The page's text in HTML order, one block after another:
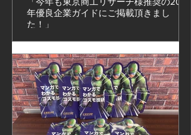
年優良企業ガイドにご掲載頂きまし
た！」